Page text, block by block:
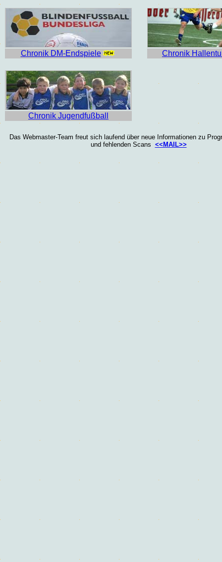
Chronik DM-Endspiele Chronik
Chronik Jugendfußball
Das Webmaster-Team freut sich laufend über neue Informationen zu
und fehlenden Scans <<MAIL>>